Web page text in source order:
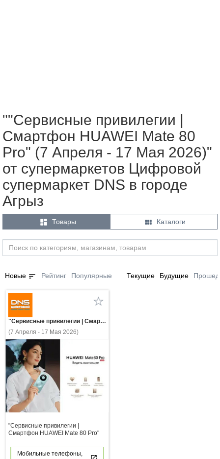
""Сервисные привилегии |
Смартфон HUAWEI Mate 80
Pro" (7 Апреля - 17 Мая 2026)"
от супермаркетов Цифровой
супермаркет DNS в городе
Агрыз
 Товары  Каталоги
Новые sort Рейтинг Популярные Текущие Будущие
"Сервисные привилегии | Смартфон HUAWEI Mate 80 Pro"
(7 Апреля - 17 Мая 2026)
"Сервисные привилегии |
Смартфон HUAWEI Mate 80 Pro"
Мобильные телефоны,